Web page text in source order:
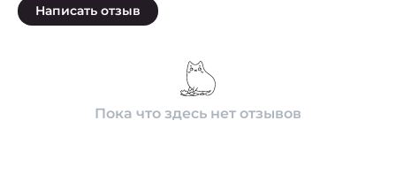
Написать отзыв
Пока что здесь нет отзывов